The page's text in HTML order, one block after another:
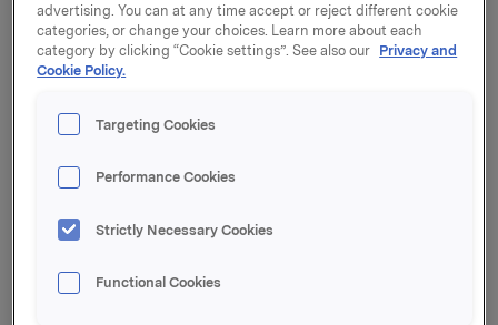
2,0 mrd. kroner, noe som var en fremgang på 20 %.
Økningen var bredbasert, drevet av inntektsvekst,
marginforbedring og vridning av salget mot mer
lønnsomme produkter.
Orklas resultat per aksje (justert) ble for kvartalet 1,77
periode i fjor.
– Orkla fortsatte i 3. kvartal den gode utviklingen. Vi
oppnådde vekst i driftsresultat og økt kontantstrøm i
våre porteføljeselskaper. Det er oppløftende å se at de
fleste av våre selskaper har økt sine driftsmarginer,
advertising. You can at any time accept or reject different cookie
categories, or change your choices. Learn more about each
category by clicking “Cookie settings”. See also our Privacy and
Cookie Policy.
Targeting Cookies
Performance Cookies
Strictly Necessary Cookies
Functional Cookies